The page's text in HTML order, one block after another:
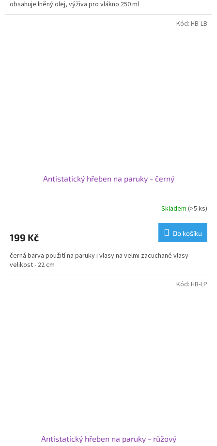
obsahuje lněný olej, výživa pro vlákno 250 ml
Antistatický hřeben na paruky - černý
Skladem (>5 ks)
199 Kč Do košíku
černá barva použití na paruky i vlasy na velmi zacuchané vlasy
velikost - 22 cm
Kód: HB-LB
Antistatický hřeben na paruky - růžový
Kód: HB-LP